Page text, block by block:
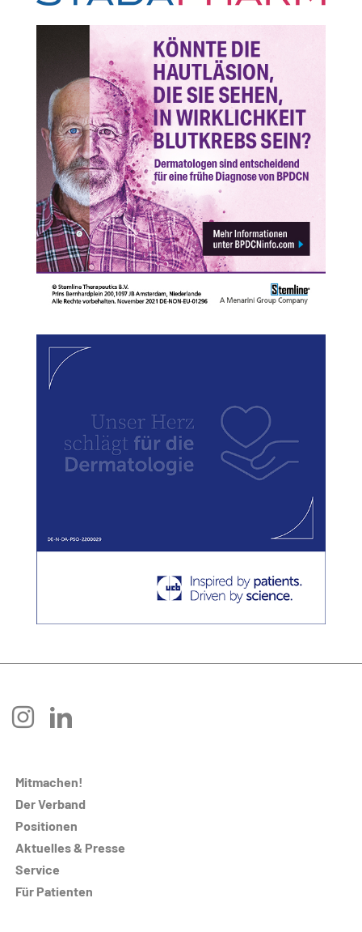
instagram
Mitmachen!
Der Verband
Positionen
Aktuelles & Presse
Service
Für Patienten